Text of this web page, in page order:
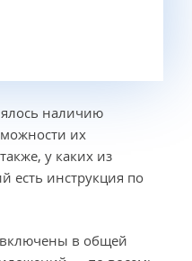
наличию
их
у каких из
есть инструкция по
включены в общей